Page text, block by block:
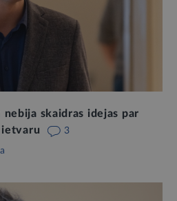
skaidras idejas par
3